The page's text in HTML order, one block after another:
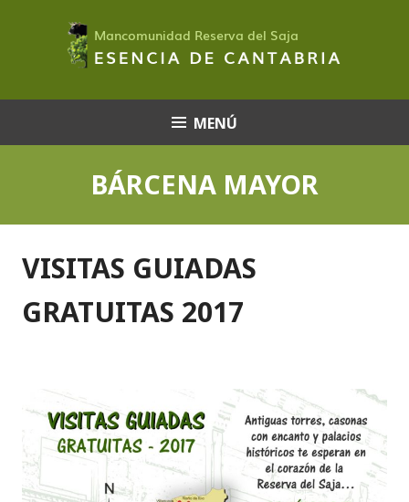
contenido
MENÚ
BÁRCENA MAYOR
VISITAS GUIADAS
GRATUITAS 2017